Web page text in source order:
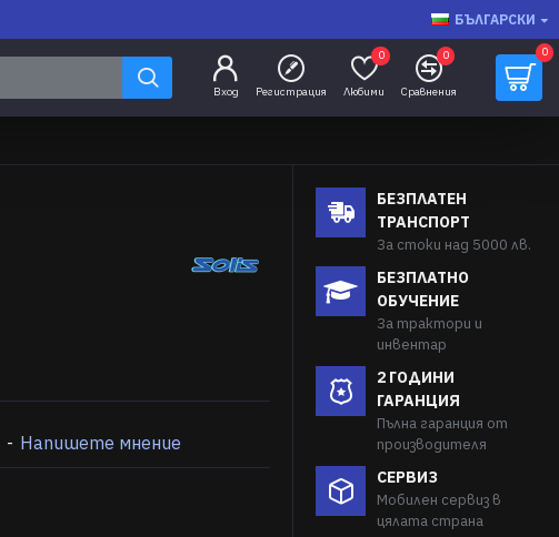
БЪЛГАРСКИ
Вход Регистрация Любими
0
Сравнения
0 0
- Напишете мнение
БЕЗПЛАТЕН
ТРАНСПОРТ
За стоки над 5000 лв.
БЕЗПЛАТНО
ОБУЧЕНИЕ
За трактори и
инвентар
2 ГОДИНИ
ГАРАНЦИЯ
Пълна гаранция от
производителя
СЕРВИЗ
Мобилен сервиз в
цялата страна